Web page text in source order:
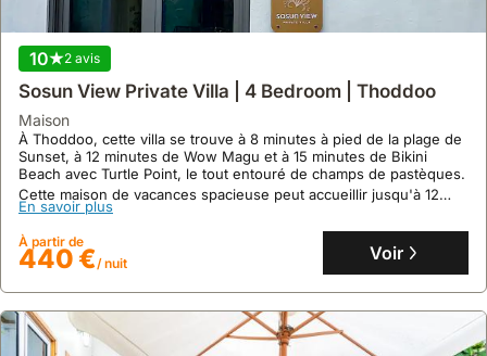
10 2 avis
Sosun View Private Villa | 4 Bedroom | Thoddoo
maison
À Thoddoo, cette villa se trouve à 8 minutes à pied de la plage de
Sunset, à 12 minutes de Wow Magu et à 15 minutes de Bikini
Beach avec Turtle Point, le tout entouré de champs de pastèques.
Cette maison de vacances spacieuse peut accueillir jusqu'à 12
personnes et propose 4 chambres climatisées, une cuisine
entièrement équipée, le WiFi haut débit, des vélos et du thé/café
à volonté.
En savoir plus
À partir de
440 €/ nuit Voir